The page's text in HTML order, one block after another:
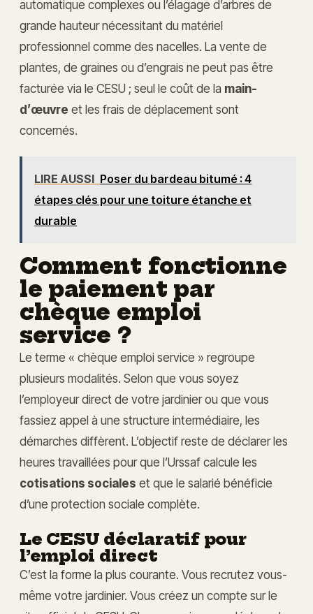
automatique complexes ou l’élagage d’arbres de
grande hauteur nécessitant du matériel
professionnel comme des nacelles. La vente de
plantes, de graines ou d’engrais ne peut pas être
facturée via le CESU ; seul le coût de la main-
d’œuvre et les frais de déplacement sont
concernés.
LIRE AUSSI Poser du bardeau bitumé : 4
étapes clés pour une toiture étanche et
durable
Comment fonctionne
le paiement par
chèque emploi
service ?
Le terme « chèque emploi service » regroupe
plusieurs modalités. Selon que vous soyez
l’employeur direct de votre jardinier ou que vous
fassiez appel à une structure intermédiaire, les
démarches diffèrent. L’objectif reste de déclarer les
heures travaillées pour que l’Urssaf calcule les
cotisations sociales et que le salarié bénéficie
d’une protection sociale complète.
Le CESU déclaratif pour
l’emploi direct
C’est la forme la plus courante. Vous recrutez vous-
même votre jardinier. Vous créez un compte sur le